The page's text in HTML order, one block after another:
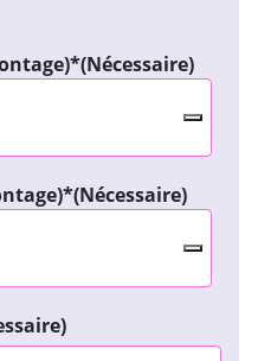
(Nécessaire)
(Nécessaire)